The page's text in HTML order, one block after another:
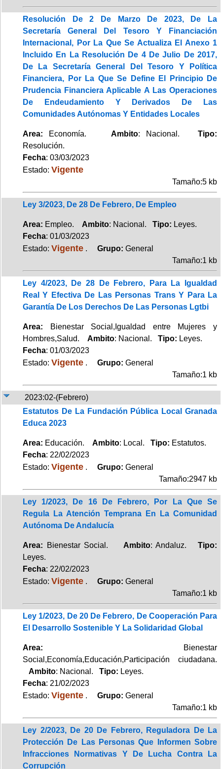
Resolución De 2 De Marzo De 2023, De La
Secretaría General Del Tesoro Y Financiación
Internacional, Por La Que Se Actualiza El Anexo 1
Incluido En La Resolución De 4 De Julio De 2017,
De La Secretaría General Del Tesoro Y Política
Financiera, Por La Que Se Define El Principio De
Prudencia Financiera Aplicable A Las Operaciones
De Endeudamiento Y Derivados De Las
Comunidades Autónomas Y Entidades Locales
Area: Economía. Ambito: Nacional.Tipo:
Resolución.
Fecha: 03/03/2023
Estado: Vigente
Tamaño:5 kb
Ley 3/2023, De 28 De Febrero, De Empleo
Area: Empleo. Ambito: Nacional. Tipo: Leyes.
Fecha: 01/03/2023
Estado: Vigente . Grupo: General
Tamaño:1 kb
Ley 4/2023, De 28 De Febrero, Para La Igualdad
Real Y Efectiva De Las Personas Trans Y Para La
Garantía De Los Derechos De Las Personas Lgtbi
Area: Bienestar Social,Igualdad entre Mujeres y
Hombres,Salud. Ambito: Nacional. Tipo: Leyes.
Fecha: 01/03/2023
Estado: Vigente . Grupo: General
Tamaño:1 kb
2023:02-(Febrero)
Estatutos De La Fundación Pública Local Granada
Educa 2023
Area: Educación. Ambito: Local. Tipo: Estatutos.
Fecha: 22/02/2023
Estado: Vigente . Grupo: General
Tamaño:2947 kb
Ley 1/2023, De 16 De Febrero, Por La Que Se
Regula La Atención Temprana En La Comunidad
Autónoma De Andalucía
Area: Bienestar Social. Ambito: Andaluz.Tipo:
Leyes.
Fecha: 22/02/2023
Estado: Vigente . Grupo: General
Tamaño:1 kb
Ley 1/2023, De 20 De Febrero, De Cooperación Para
El Desarrollo Sostenible Y La Solidaridad Global
Area: Bienestar
Social,Economía,Educación,Participación ciudadana.
Ambito: Nacional. Tipo: Leyes.
Fecha: 21/02/2023
Estado: Vigente . Grupo: General
Tamaño:1 kb
Ley 2/2023, De 20 De Febrero, Reguladora De La
Protección De Las Personas Que Informen Sobre
Infracciones Normativas Y De Lucha Contra La
Corrupción